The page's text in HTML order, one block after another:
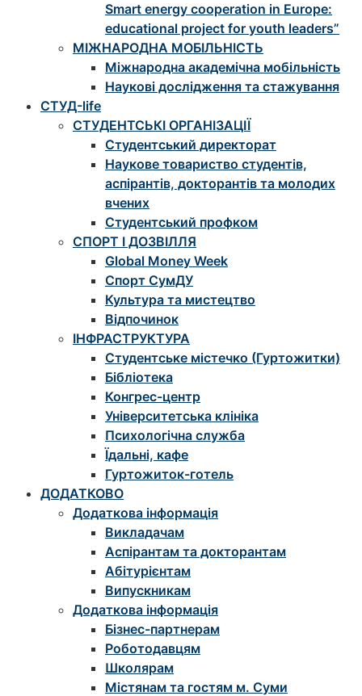
Smart energy cooperation in Europe:
educational project for youth leaders”
МІЖНАРОДНА МОБІЛЬНІСТЬ
Міжнародна академічна мобільність
Наукові дослідження та стажування
СТУД-life
СТУДЕНТСЬКІ ОРГАНІЗАЦІЇ
Студентський директорат
Наукове товариство студентів,
аспірантів, докторантів та молодих
вчених
Студентський профком
СПОРТ І ДОЗВІЛЛЯ
Global Money Week
Спорт СумДУ
Культура та мистецтво
Відпочинок
ІНФРАСТРУКТУРА
Студентське містечко (Гуртожитки)
Бібліотека
Конгрес-центр
Університетська клініка
Психологічна служба
Їдальні, кафе
Гуртожиток-готель
ДОДАТКОВО
Додаткова інформація
Викладачам
Аспірантам та докторантам
Абітурієнтам
Випускникам
Додаткова інформація
Бізнес-партнерам
Роботодавцям
Школярам
Містянам та гостям м. Суми